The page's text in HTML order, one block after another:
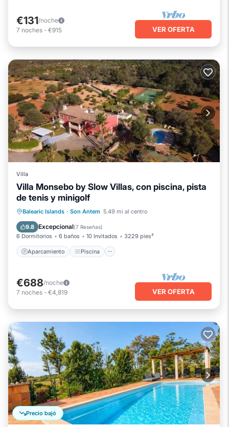
€131/noche
7 noches - €915 VER OFERTA
Villa
Villa Monsebo by Slow Villas, con piscina, pista
de tenis y minigolf
Balearic Islands · Son Antem 5.49 mi al centro
9.8 Excepcional(7 Reseñas)
6 Dormitorios 6 baños 10 Invitados 3229 pies²
Aparcamiento Piscina
Aparcamiento
Piscina
Balcón/Terraza
€688/noche
7 noches - €4,819 VER OFERTA
Precio bajó